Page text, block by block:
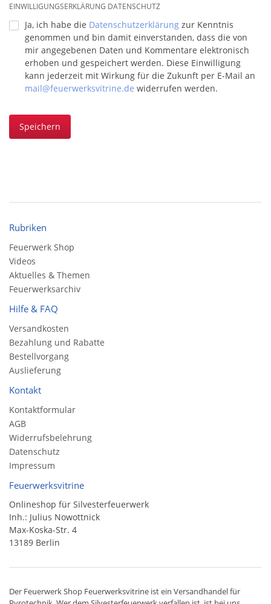
EINWILLIGUNGSERKLÄRUNG DATENSCHUTZ
Ja, ich habe die Datenschutzerklärung zur Kenntnis
genommen und bin damit einverstanden, dass die von
mir angegebenen Daten und Kommentare elektronisch
erhoben und gespeichert werden. Diese Einwilligung
kann jederzeit mit Wirkung für die Zukunft per E-Mail an
mail@feuerwerksvitrine.de widerrufen werden.
Speichern
Rubriken
Feuerwerk Shop
Videos
Aktuelles & Themen
Feuerwerksarchiv
Hilfe & FAQ
Versandkosten
Bezahlung und Rabatte
Bestellvorgang
Auslieferung
Kontakt
Kontaktformular
AGB
Widerrufsbelehrung
Datenschutz
Impressum
Feuerwerksvitrine
Onlineshop für Silvesterfeuerwerk
Inh.: Julius Nowottnick
Max-Koska-Str. 4
13189 Berlin
Der Feuerwerk Shop Feuerwerksvitrine ist ein Versandhandelfür